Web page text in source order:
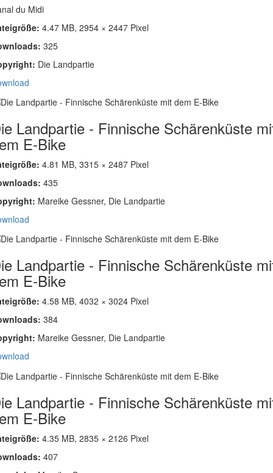
du Midi
4.47 MB, 2954 × 2447 Pixel
325
Die Landpartie
Landpartie - Finnische Schärenküste
E-Bike
4.81 MB, 3315 × 2487 Pixel
435
Mareike Gessner, Die Landpartie
Landpartie - Finnische Schärenküste
E-Bike
4.58 MB, 4032 × 3024 Pixel
384
Mareike Gessner, Die Landpartie
Landpartie - Finnische Schärenküste
E-Bike
4.35 MB, 2835 × 2126 Pixel
407